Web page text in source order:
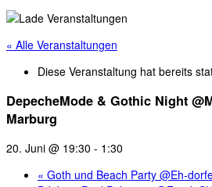
« Alle Veranstaltungen
Diese Veranstaltung hat bereits
DepecheMode & Gothic Night
Marburg
20. Juni @ 19:30 - 1:30
« Goth und Beach Party @Eh-